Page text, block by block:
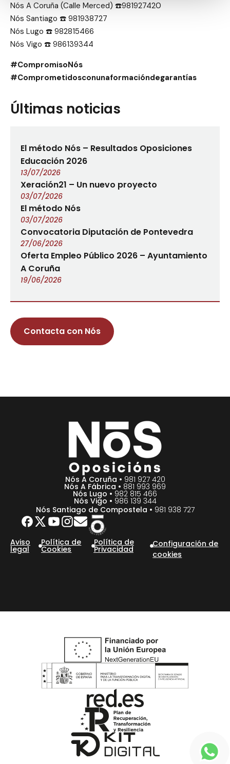
Nós A Coruña (Calle Merced) ☎️981927420
Nós Santiago ☎️ 981938727
Nós Lugo ☎️ 982815466
Nós Vigo ☎️ 986139344
#CompromisoNós
#Comprometidosconunaformacióndegarantías
Últimas noticias
El método Nós – Resultados Oposiciones
Educación 2026
13/07/2026
Xeración21 – Un nuevo proyecto
03/07/2026
El método Nós
03/07/2026
Convocatoria Diputación de Pontevedra
27/06/2026
Oferta Empleo Público 2026 – Ayuntamiento
A Coruña
19/06/2026
Contacta con Nós
Nós A Coruña • 981 927 420
Nós A Fábrica • 881 993 969
Nós Lugo • 982 815 466
Nós Vigo • 986 139 344
Nós Santiago de Compostela • 981 938 727
Aviso
legal
Política de
Cookies
Política de
Privacidad
Configuración de
cookies